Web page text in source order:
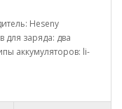
Heseny
для заряда: два
аккумуляторов: li-